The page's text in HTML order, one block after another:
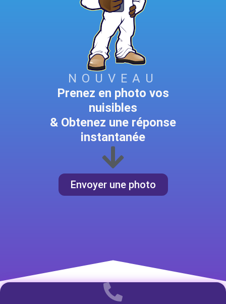
NOUVEAU
Prenez en photo vos
nuisibles
& Obtenez une réponse
instantanée
Envoyer une photo